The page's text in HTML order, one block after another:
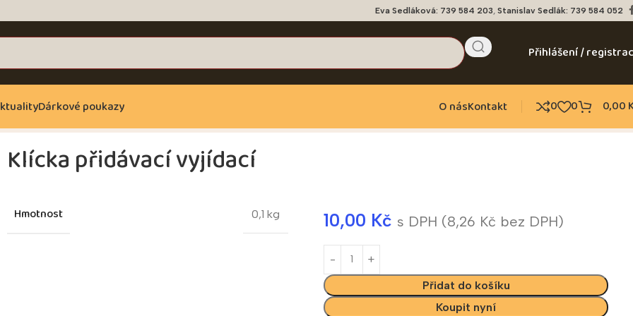
Eva Sedláková: 739 584 203, Stanislav Sedlák: 739 584 052
Přihlášení /
Dárkové poukazy O násKontakt 0 0 0,00
Klícka přidávací vyjídací
Hmotnost 0,1 kg 10,00 Kč s DPH (8,26 Kč bez DPH)
Přidat do košíku
Koupit nyní